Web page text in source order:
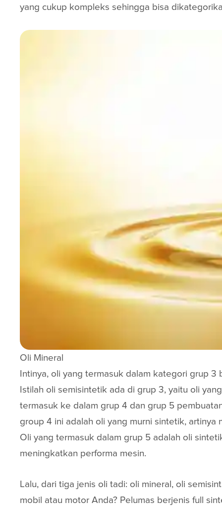
yang cukup kompleks sehingga bisa
Oli Mineral
Intinya, oli yang termasuk dalam kategori grup
Istilah oli semisintetik ada di grup 3, yaitu oli
termasuk ke dalam grup 4 dan grup 5
group 4 ini adalah oli yang murni sintetik, artinya
Oli yang termasuk dalam grup 5 adalah oli
meningkatkan performa mesin.
Lalu, dari tiga jenis oli tadi: oli mineral, oli
mobil atau motor Anda? Pelumas berjenis full